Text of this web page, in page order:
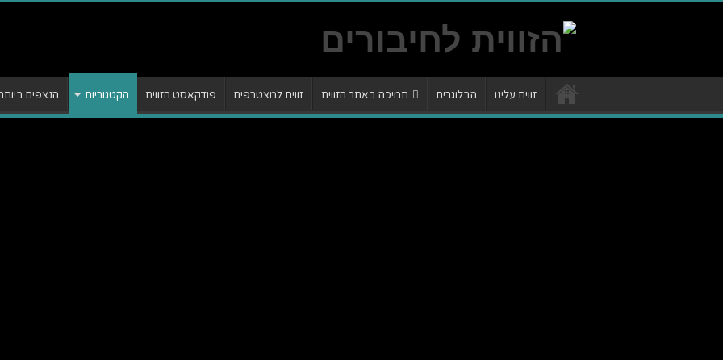
זווית עלינו הבלוגרים תמיכה באתר הזווית זווית למצטרפים פודקאסט הזווית הקטגוריות הנצפים